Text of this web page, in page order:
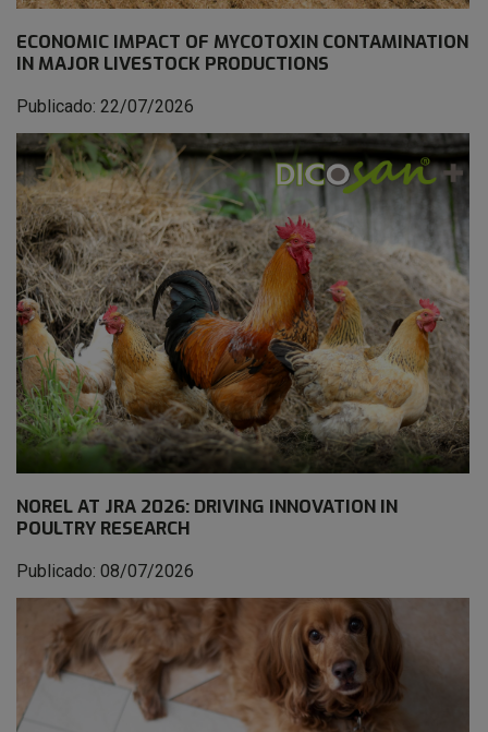
ECONOMIC IMPACT OF MYCOTOXIN CONTAMINATION
IN MAJOR LIVESTOCK PRODUCTIONS
Publicado: 22/07/2026
NOREL AT JRA 2026: DRIVING INNOVATION IN
POULTRY RESEARCH
Publicado: 08/07/2026